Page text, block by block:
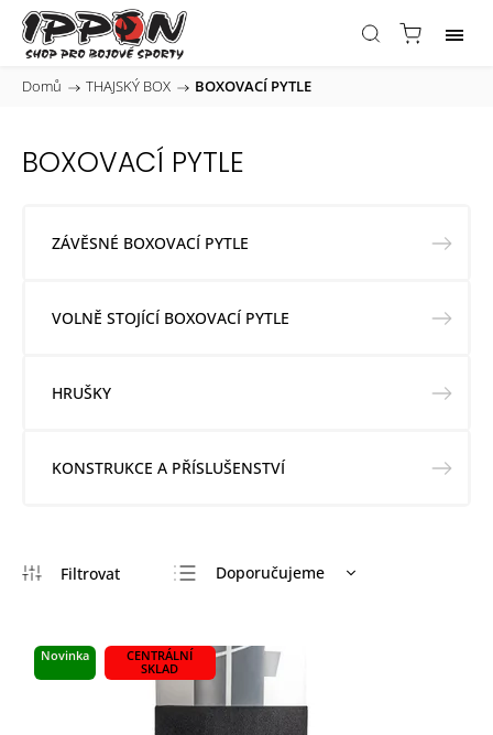
Domů / THAJSKÝ BOX / BOXOVACÍ PYTLE
BOXOVACÍ PYTLE
ZÁVĚSNÉ BOXOVACÍ PYTLE
VOLNĚ STOJÍCÍ BOXOVACÍ PYTLE
HRUŠKY
KONSTRUKCE A PŘÍSLUŠENSTVÍ
Doporučujeme
Nejdražší
Nejprodávanější
Abecedně
Novinka
CENTRÁLNÍ
SKLAD